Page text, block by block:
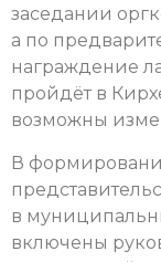
заседании
а по
награждение
пройдёт в
возможны
В
в
включены